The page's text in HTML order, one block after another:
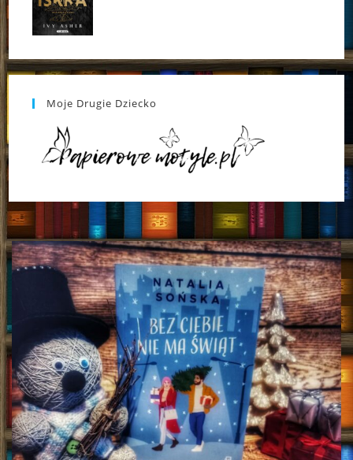
Moje Drugie Dziecko